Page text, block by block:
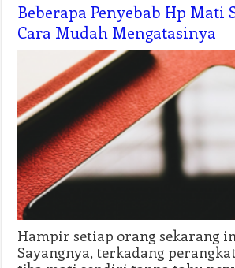
Beberapa Penyebab Hp Mati
Cara Mudah Mengatasinya
Hampir setiap orang sekarang
Sayangnya, terkadang